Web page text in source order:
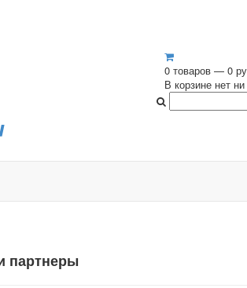
0 товаров — 0
В корзине нет
партнеры